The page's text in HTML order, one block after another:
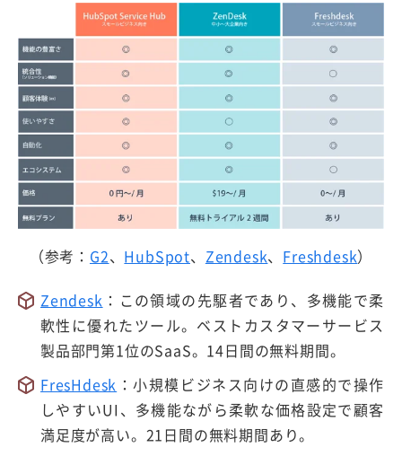
（参考： G2、 HubSpot、 Zendesk、 Freshdesk）
Zendesk ：この領域の先駆者であり、多機能で柔
軟性に優れたツール。ベストカスタマーサービス
製品部門第1位のSaaS。14日間の無料期間。
FresHdesk ：小規模ビジネス向けの直感的で操作
しやすいUI、多機能ながら柔軟な価格設定で顧客
満足度が高い。21日間の無料期間あり。